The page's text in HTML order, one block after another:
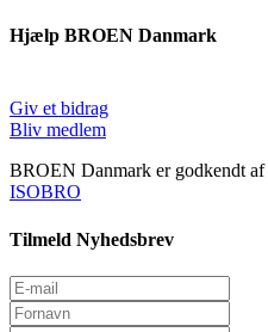
Hjælp BROEN Danmark
Giv et bidrag
Bliv medlem
BROEN Danmark er godkendt af
ISOBRO
Tilmeld Nyhedsbrev